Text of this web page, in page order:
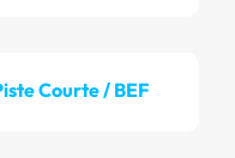
Courte / BEF